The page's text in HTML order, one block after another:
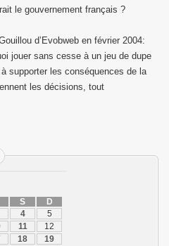
le gouvernement français ?
d’Evobweb en février 2004:
jouer sans cesse à un jeu de dupe
supporter les conséquences de la
les décisions, tout
S
D
4
5
11
12
18
19